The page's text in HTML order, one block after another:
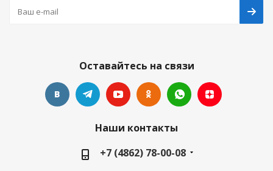
Оставайтесь на связи
Наши контакты
+7 (4862) 78-00-08